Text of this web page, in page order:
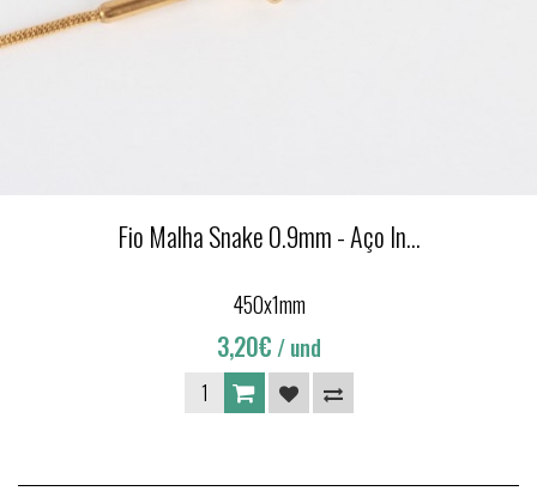
Fio Malha Snake 0.9mm - Aço In...
450x1mm
3,20€ / und